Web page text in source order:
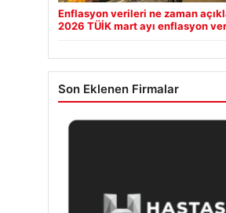
Enflasyon verileri ne zaman
2026 TÜİK mart ayı enflasyon
Son Eklenen Firmalar